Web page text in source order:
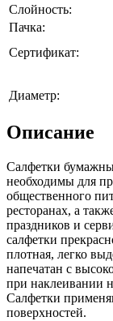
Слойность:
Пачка:
Сертификат:
Диаметр:
Описание
Салфетки
необходимы для
общественного
ресторанах, а
праздников и
салфетки
плотная, легко
напечатан с
при наклеивании
Салфетки
поверхностей.